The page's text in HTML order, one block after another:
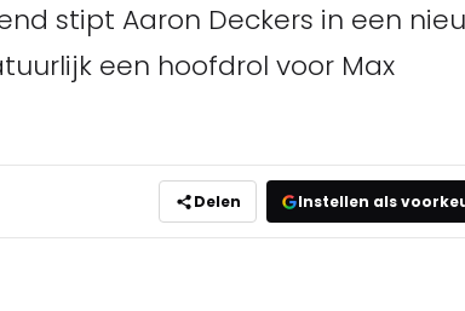
stipt Aaron Deckers in een
een hoofdrol voor Max
Delen Instellen als